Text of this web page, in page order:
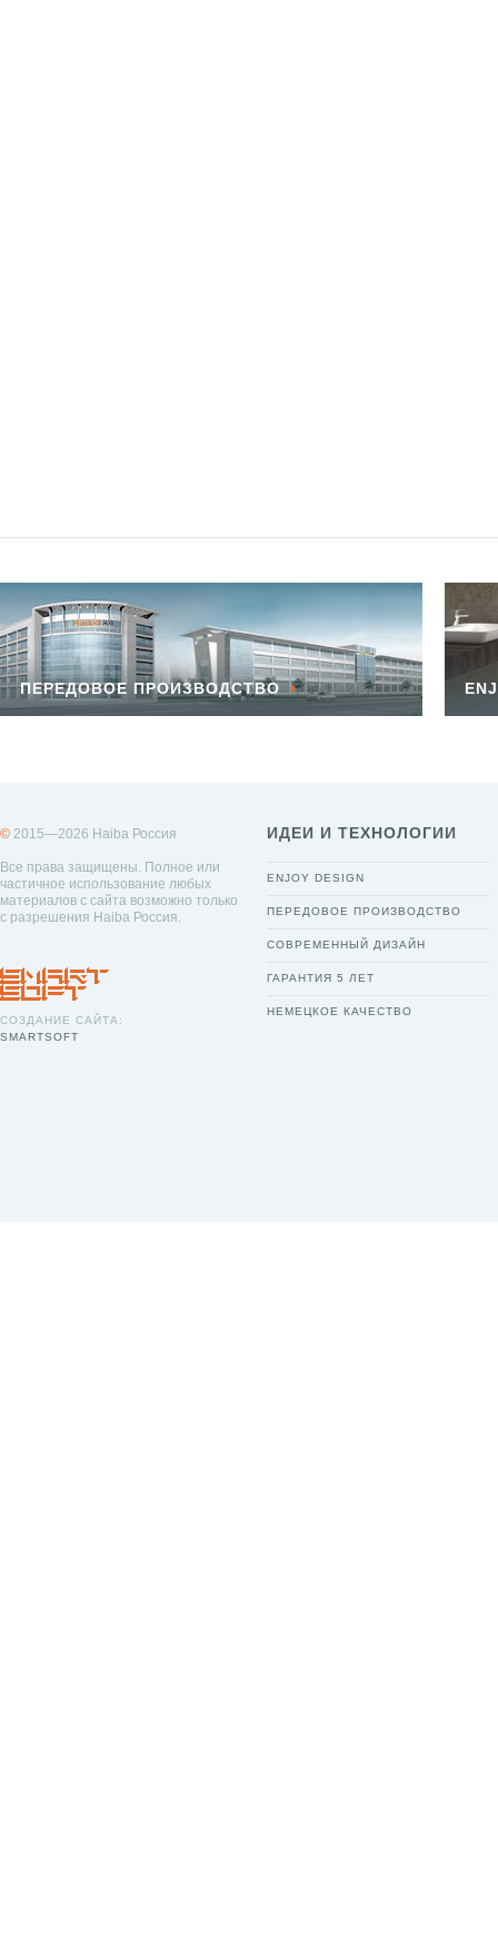
ПЕРЕДОВОЕ ПРОИЗВОДСТВО
© 2015—2026 Haiba Россия
Все права защищены. Полное или
частичное использование любых
материалов с сайта возможно только
с разрешения Haiba Россия.
СОЗДАНИЕ САЙТА:
SMARTSOFT
ИДЕИ И ТЕХНОЛОГИИ
ENJOY DESIGN
ПЕРЕДОВОЕ ПРОИЗВОДСТВО
СОВРЕМЕННЫЙ ДИЗАЙН
ГАРАНТИЯ 5 ЛЕТ
НЕМЕЦКОЕ КАЧЕСТВО